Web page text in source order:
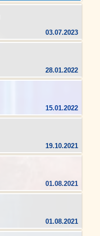
03.07.2023
28.01.2022
15.01.2022
19.10.2021
01.08.2021
01.08.2021